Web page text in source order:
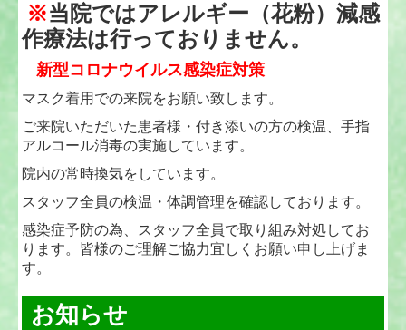
※当院ではアレルギー（花粉）減感
作療法は行っておりません。
新型コロナウイルス感染症対策
マスク着用での来院をお願い致します。
ご来院いただいた患者様・付き添いの方の検温、手指
アルコール消毒の実施しています。
院内の常時換気をしています。
スタッフ全員の検温・体調管理を確認しております。
感染症予防の為、スタッフ全員で取り組み対処してお
ります。皆様のご理解ご協力宜しくお願い申し上げま
す。
お知らせ